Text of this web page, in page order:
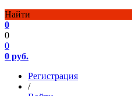
Найти
0
0
0
0 руб.
Регистрация
/